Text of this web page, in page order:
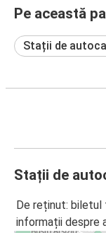
Pe această
Stații de
Stații de
De reținut: biletul
informații despre